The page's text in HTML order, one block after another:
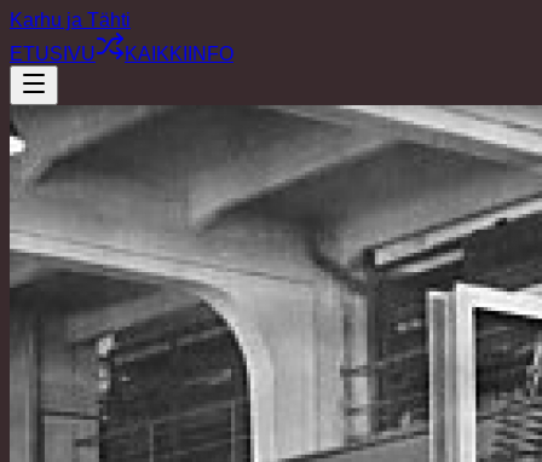
Karhu ja Tähti
ETUSIVU
KAIKKI INFO